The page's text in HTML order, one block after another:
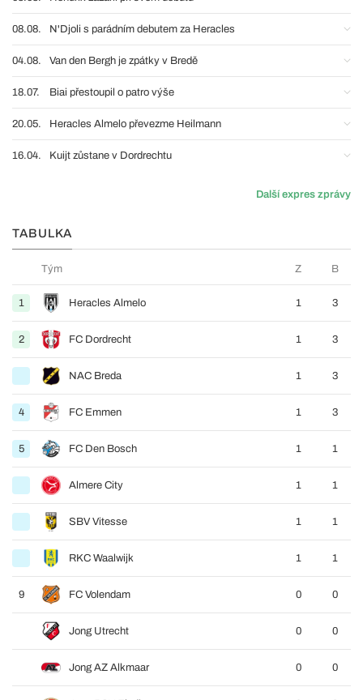
08.08. N'Djoli s parádním debutem za Heracles
04.08. Van den Bergh je zpátky v Bredě
18.07. Biai přestoupil o patro výše
20.05. Heracles Almelo převezme Heilmann
16.04. Kuijt zůstane v Dordrechtu
Další expres zprávy
TABULKA
Tým Z B
1 Heracles Almelo 1 3
2 FC Dordrecht 1 3
NAC Breda 1 3
4 FC Emmen 1 3
5 FC Den Bosch 1 1
Almere City 1 1
SBV Vitesse 1 1
RKC Waalwijk 1 1
9 FC Volendam 0 0
Jong Utrecht 0 0
Jong AZ Alkmaar 0 0